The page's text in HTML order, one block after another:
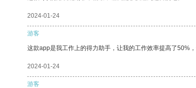
2024-01-24
游客
这款app是我工作上的得力助手，让我的工作效率提高了50%
2024-01-24
游客